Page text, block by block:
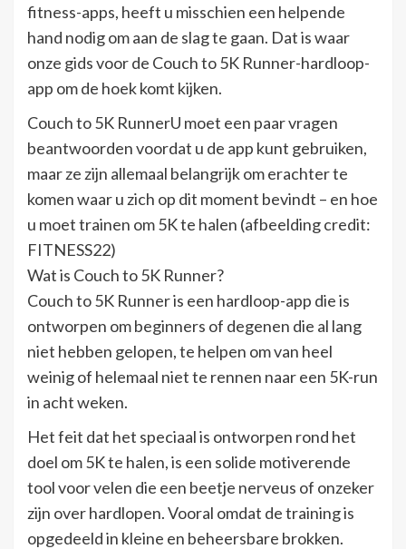
fitness-apps, heeft u misschien een helpende
hand nodig om aan de slag te gaan. Dat is waar
onze gids voor de Couch to 5K Runner-hardloop-
app om de hoek komt kijken.
Couch to 5K RunnerU moet een paar vragen
beantwoorden voordat u de app kunt gebruiken,
maar ze zijn allemaal belangrijk om erachter te
komen waar u zich op dit moment bevindt – en hoe
u moet trainen om 5K te halen (afbeelding credit:
FITNESS22)
Wat is Couch to 5K Runner?
Couch to 5K Runner is een hardloop-app die is
ontworpen om beginners of degenen die al lang
niet hebben gelopen, te helpen om van heel
weinig of helemaal niet te rennen naar een 5K-run
in acht weken.
Het feit dat het speciaal is ontworpen rond het
doel om 5K te halen, is een solide motiverende
tool voor velen die een beetje nerveus of onzeker
zijn over hardlopen. Vooral omdat de training is
opgedeeld in kleine en beheersbare brokken.